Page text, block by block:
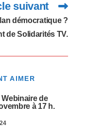
suivant
démocratique ?
de Solidarités TV.
AIMER
de
à 17 h.